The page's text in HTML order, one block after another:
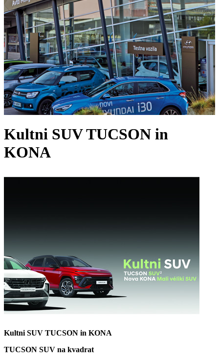
Kultni SUV TUCSON in
KONA
Kultni SUV TUCSON in KONA
TUCSON SUV na kvadrat